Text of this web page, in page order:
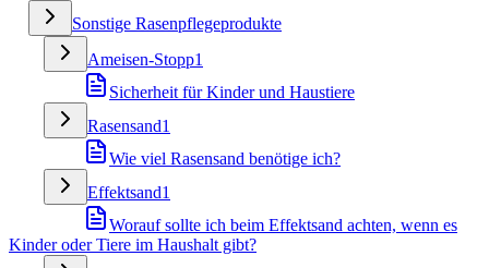
Sonstige Rasenpflegeprodukte
Ameisen-Stopp1
Sicherheit für Kinder und Haustiere
Rasensand1
Wie viel Rasensand benötige ich?
Effektsand1
Worauf sollte ich beim Effektsand achten, wenn es
Kinder oder Tiere im Haushalt gibt?